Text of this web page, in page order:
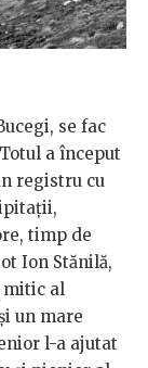
se fac
a început
registru cu
timp de
Ion Stănilă,
mitic al
un mare
l-a ajutat